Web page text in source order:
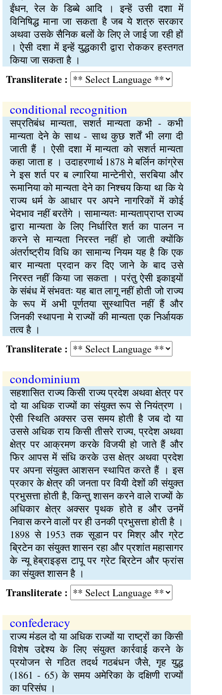
ईंधन, रेल के डिब्बे आदि । इन्हें उसी दशा में
विनिषिद्ध माना जा सकता है जब ये शत्रु सरकार
अथवा उसके सैनिक बलों के लिए ले जाई जा रही हों
। ऐसी दशा में इन्हें युद्धकारी द्वारा रोककर हस्तगत
किया जा सकता है ।
:
conditional recognition
सप्रतिबंध मान्यता, सशर्त मान्यता कभी - कभी
मान्यता देने के साथ - साथ कुछ शर्तें भी लगा दी
जाती हैं । ऐसी दशा में मान्यता को सशर्त मान्यता
कहा जाता ह । उदाहरणार्थ 1878 मे बर्लिन कांग्रेस
ने इस शर्त पर ब ल्गारिया मान्टेनीरो, सरबिया और
रूमानिया को मान्यता देने का निश्चय किया था कि ये
राज्य धर्म के आधार पर अपने नागरिकों में कोई
भेदभाव नहीं बरतेंगे । सामान्यतः मान्यताप्राप्त राज्य
द्वारा मान्यता के लिए निर्धारित शर्त का पालन न
करने से मान्यता निरस्त नहीं हो जाती क्योंकि
अंतर्राष्ट्रीय विधि का सामान्य नियम यह है कि एक
बार मान्यता प्रदान कर दिए जाने के बाद उसे
निरस्त नहीं किया जा सकता । परंतु ऐसी इकाइयों
के संबंध में संभवतः यह बात लागू नहीं होती जो राज्य
के रूप में अभी पूर्णतया सुस्थापित नहीं हैं और
जिनकी स्थापना मे राज्यों की मान्यता एक निर्आयक
तत्व है ।
:
condominium
सहशासित राज्य किसी राज्य प्रदेश अथवा क्षेत्र पर
दो या अधिक राज्यों का संयुक्त रूप से नियंत्रण ।
ऐसी स्थिति अक्सर उस समय होती है जब दो या
उससे अधिक राय किसी तीसरे राज्य, प्रदेश अथवा
क्षेत्र पर आक्रमण करके विजयी हो जाते हैं और
फिर आपस में संधि करके उस क्षेत्र अथवा प्रदेश
पर अपना संयुक्त आशसन स्थापित करते हैं । इस
प्रकार के क्षेत्र की जनता पर वियी देशों की संयुक्त
प्रभुसत्ता होती है, किन्तु शासन करने वाले राज्यों के
अधिकार क्षेत्र अक्सर पृथक होते ह और उनमें
निवास करने वालों पर ही उनकी प्रभुसत्ता होती है ।
1898 से 1953 तक सूडान पर मिश्र और ग्रेट
ब्रिटेन का संयुक्त शासन रहा और प्रशांत महासागर
के न्यू हेब्राइड्स टापू पर ग्रेट ब्रिटेन और फ्रांस
का संयुक्त शासन है ।
:
confederacy
राज्य मंडल दो या अधिक राज्यों या राष्ट्रों का किसी
विशेष उद्देश्य के लिए संयुक्त कार्रवाई करने के
प्रयोजन से गठित तदर्थ गठबंधन जैसे, गृह युद्ध
(1861 - 65) के समय अमेरिका के दक्षिणी राज्यों
का परिसंघ ।